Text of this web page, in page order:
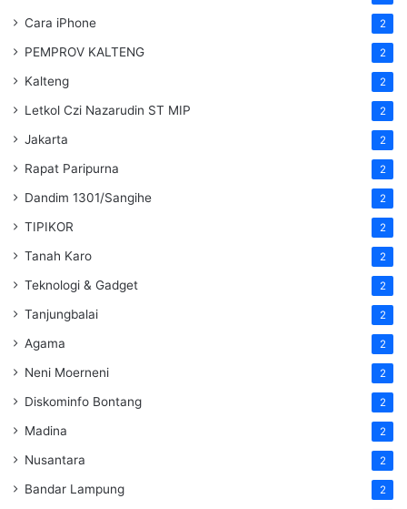
Cara iPhone 2
PEMPROV KALTENG 2
Kalteng 2
Letkol Czi Nazarudin ST MIP 2
Jakarta 2
Rapat Paripurna 2
Dandim 1301/Sangihe 2
TIPIKOR 2
Tanah Karo 2
Teknologi & Gadget 2
Tanjungbalai 2
Agama 2
Neni Moerneni 2
Diskominfo Bontang 2
Madina 2
Nusantara 2
Bandar Lampung 2